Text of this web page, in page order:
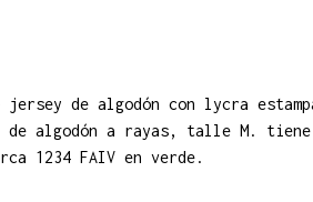
de algodón con lycra
algodón a rayas, talle M. tiene
1234 FAIV en verde.